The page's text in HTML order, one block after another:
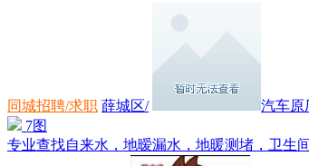
同城招聘/求职 薛城区/ 汽车原
7图
专业查找自来水，地暧漏水，地暖测堵，卫生